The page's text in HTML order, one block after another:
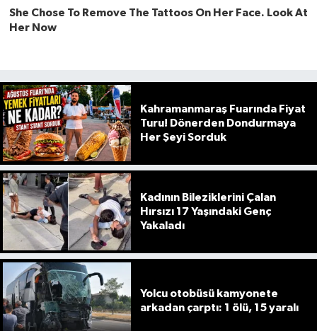
Kahramanmaraş Fuarında Fiyat
Turu! Dönerden Dondurmaya
Her Şeyi Sorduk
Kadının Bileziklerini Çalan
Hırsızı 17 Yaşındaki Genç
Yakaladı
Yolcu otobüsü kamyonete
arkadan çarptı: 1 ölü, 15 yaralı